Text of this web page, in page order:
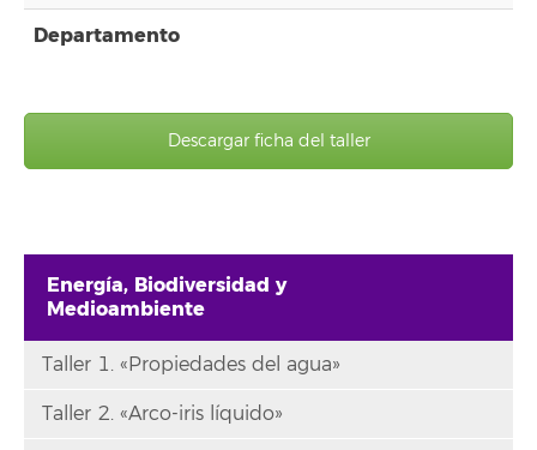
Departamento
Descargar ficha del taller
Energía, Biodiversidad y
Medioambiente
Taller 1. «Propiedades del agua»
Taller 2. «Arco-iris líquido»